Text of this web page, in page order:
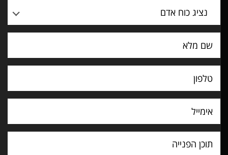
נציג כוח אדם